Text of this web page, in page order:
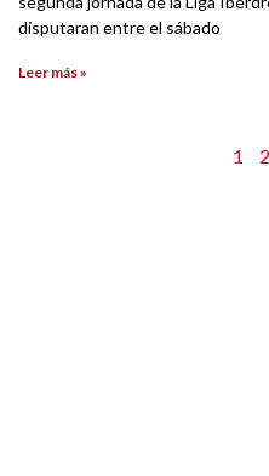
disputaran entre el sábado
Leer más »
1 2